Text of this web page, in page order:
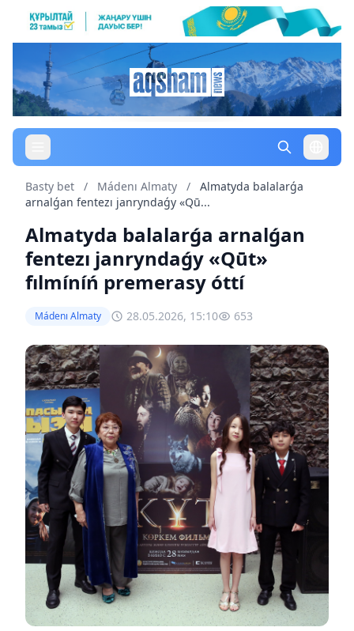
Basty bet / Mádenı Almaty /
Almatyda balalarǵa
arnalǵan fentezı janryndaǵy «Qū...
Almatyda balalarǵa arnalǵan
fentezı janryndaǵy «Qūt»
fılmíníń premerasy óttí
Mádenı Almaty 28.05.2026, 15:10 653